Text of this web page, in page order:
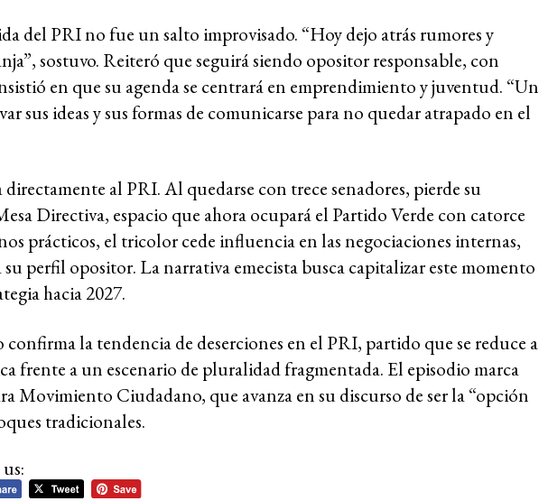
del PRI no fue un salto improvisado. “Hoy dejo atrás rumores y
sostuvo. Reiteró que seguirá siendo opositor responsable, con
en que su agenda se centrará en emprendimiento y juventud. “Un
sus ideas y sus formas de comunicarse para no quedar atrapado en el
al PRI. Al quedarse con trece senadores, pierde su
Directiva, espacio que ahora ocupará el Partido Verde con catorce
prácticos, el tricolor cede influencia en las negociaciones internas,
perfil opositor. La narrativa emecista busca capitalizar este momento
hacia 2027.
la tendencia de deserciones en el PRI, partido que se reduce a
frente a un escenario de pluralidad fragmentada. El episodio marca
Movimiento Ciudadano, que avanza en su discurso de ser la “opción
tradicionales.